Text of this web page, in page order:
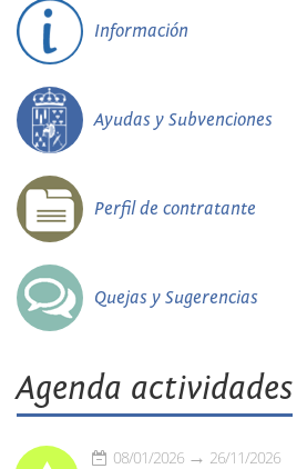
Información
Ayudas y Subvenciones
Perfil de contratante
Quejas y Sugerencias
Agenda actividades
08/01/2026 26/11/2026